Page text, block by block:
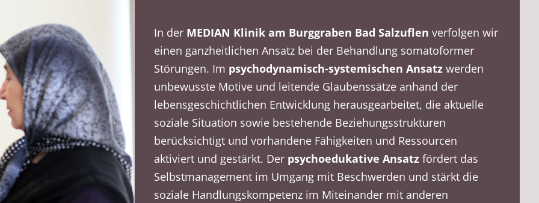
In der MEDIAN Klinik am Burggraben Bad Salzuflen verfolgen wir
einen ganzheitlichen Ansatz bei der Behandlung somatoformer
Störungen. Im psychodynamisch-systemischen Ansatzwerden
unbewusste Motive und leitende Glaubenssätze anhand der
lebensgeschichtlichen Entwicklung herausgearbeitet, die aktuelle
soziale Situation sowie bestehende Beziehungsstrukturen
berücksichtigt und vorhandene Fähigkeiten und Ressourcen
aktiviert und gestärkt. Der psychoedukative Ansatzfördert das
Selbstmanagement im Umgang mit Beschwerden und stärkt die
soziale Handlungskompetenz im Miteinander mit anderen